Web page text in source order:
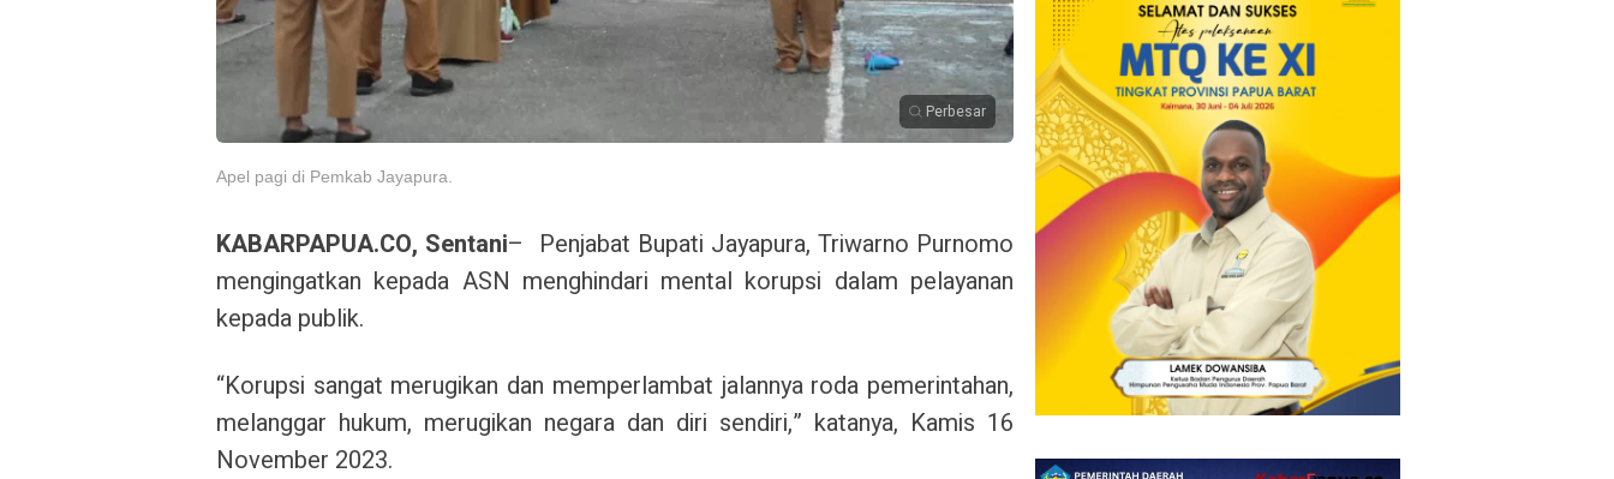
Perbesar
Apel pagi di Pemkab Jayapura.
KABARPAPUA.CO, Sentani– Penjabat Bupati Jayapura, Triwarno Purnomo
mengingatkan kepada ASN menghindari mental korupsi dalam pelayanan
kepada publik.
“Korupsi sangat merugikan dan memperlambat jalannya roda pemerintahan,
melanggar hukum, merugikan negara dan diri sendiri,” katanya, Kamis 16
November 2023.